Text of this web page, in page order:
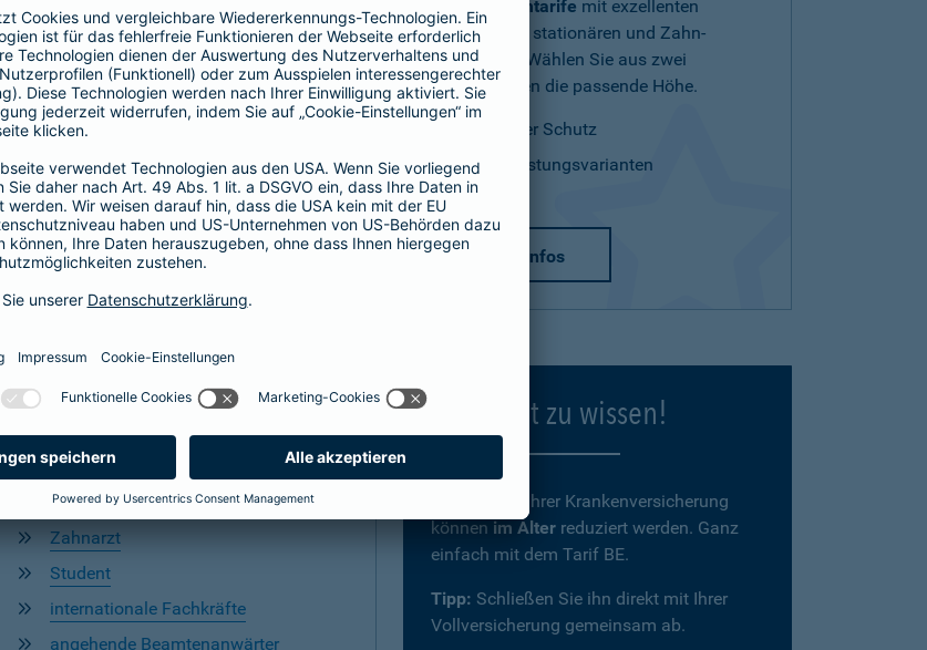
Hochwertiger Schutz mit Schwerpunkt auf
Leistungen in der ambulanten Versorgung.
Hier entscheiden Sie, ob Hausarzt oder
direkt zum Facharzt.
hochwertige ambulante Leistungen
Basisleistung im stationären Bereich
mehr Infos
Die Premiumtarife mit exzellenten
ambulanten, stationären und Zahn-
Leistungen. Wählen Sie aus zwei
Tarifvarianten die passende Höhe.
optimaler Schutz
zwei Leistungsvarianten
mehr Infos
Spezialtarife
Arzt
Zahnarzt
Student
internationale Fachkräfte
angehende Beamtenanwärter
Gut zu wissen!
zu Ihrer Krankenversicherung
können im Alter reduziert werden. Ganz
einfach mit dem Tarif BE.
Tipp: Schließen Sie ihn direkt mit Ihrer
Vollversicherung gemeinsam ab.